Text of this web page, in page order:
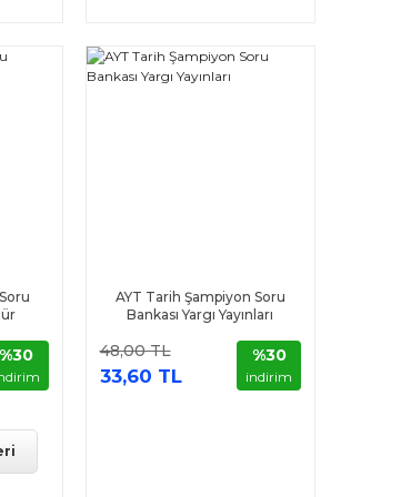
%30
AYT Tarih Şampiyon Soru
Bankası Yargı Yayınları
48,00 TL
33,60 TL
%30
indirim